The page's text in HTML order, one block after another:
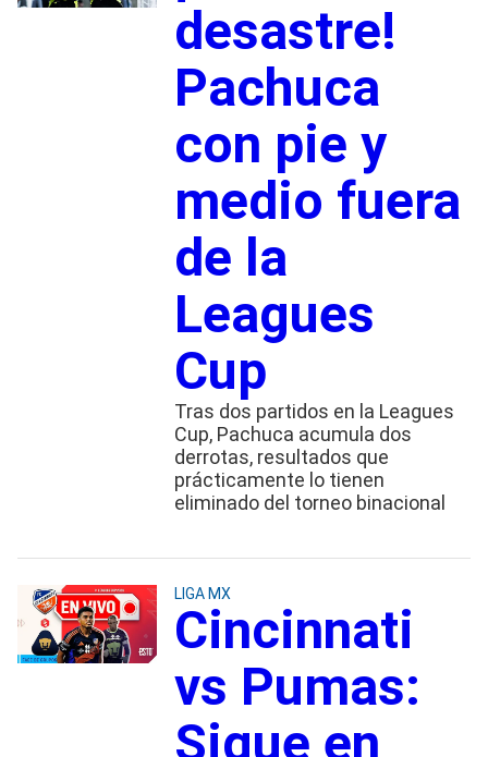
desastre!
Pachuca
con pie y
medio fuera
de la
Leagues
Cup
Tras dos partidos en la Leagues
Cup, Pachuca acumula dos
derrotas, resultados que
prácticamente lo tienen
eliminado del torneo binacional
LIGA MX
Cincinnati
vs Pumas:
Sigue en